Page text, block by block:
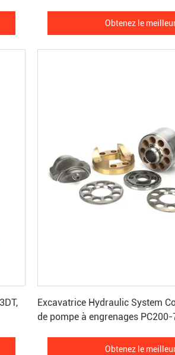
Obtenez le
Excavatrice Hydraulic System
de pompe à engrenages
Obtenez le